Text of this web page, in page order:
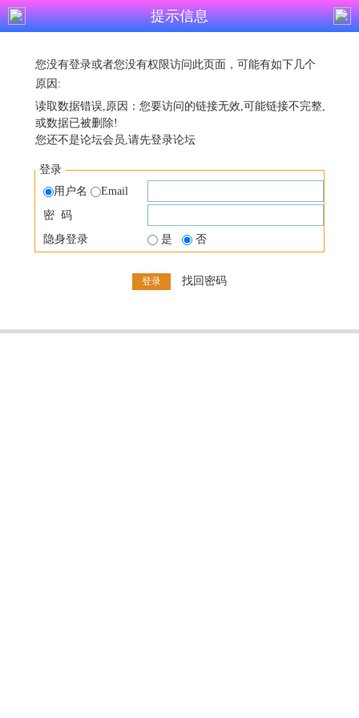
提示信息
您没有登录或者您没有权限访问此页面，可能有如下几个
原因:
读取数据错误,原因：您要访问的链接无效,可能链接不完整,
或数据已被删除!
您还不是论坛会员,请先登录论坛
登录
用户名
Email
密 码
隐身登录
是 否
找回密码